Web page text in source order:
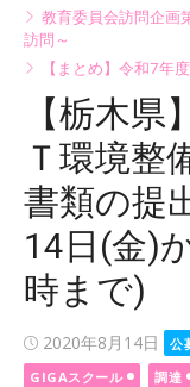
教育委員会訪問企
訪問～
【まとめ】令和7年
【栃木県
Ｔ環境整
書類の提
14日(金)
時まで)
Posted
on
2020年8月14日 公
GIGAスクール 調達